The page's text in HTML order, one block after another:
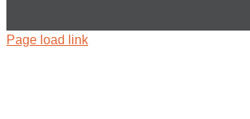
Page load link